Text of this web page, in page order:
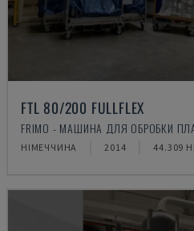
FTL 80/200 FULLFLEX
FRIMO - МАШИНА ДЛЯ ОБРОБКИ
НІМЕЧЧИНА 2014 44.309